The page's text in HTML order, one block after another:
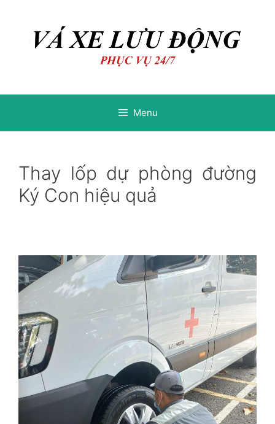
Menu
Thay lốp dự phòng đường
Ký Con hiệu quả